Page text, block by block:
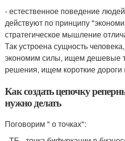
- естественное поведение
действуют по принципу
стратегическое мышление
Так устроена сущность
экономим силы, ищем дешевые
решения, ищем короткие дороги
Как создать цепочку
нужно делать
Поговорим " о точках":